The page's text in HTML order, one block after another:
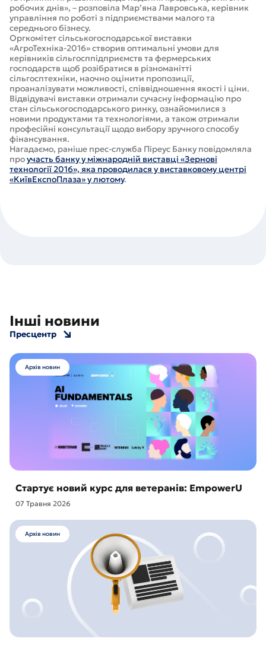
робочих днів», – розповіла Мар’яна Лавровська, керівник
управління по роботі з підприємствами малого та
середнього бізнесу.
Оргкомітет сільськогосподарської виставки
«АгроТехніка-2016» створив оптимальні умови для
керівників сільгосппідприємств та фермерських
господарств щоб розібратися в різноманітті
сільгосптехніки, наочно оцінити пропозиції,
проаналізувати можливості, співвідношення якості і ціни.
Відвідувачі виставки отримали сучасну інформацію про
стан сільськогосподарського ринку, ознайомилися з
новими продуктами та технологіями, а також отримали
професійні консультації щодо вибору зручного способу
фінансування.
Нагадаємо, раніше прес-служба Піреус Банку повідомляла
проучасть банку у міжнародній виставці «Зернові
технології 2016», яка проводилася у виставковому центрі
«КиївЕкспоПлаза» у лютому.
Інші новини
Пресцентр
Архів новин
Стартує новий курс для ветеранів: EmpowerU
07 Травня 2026
Архів новин